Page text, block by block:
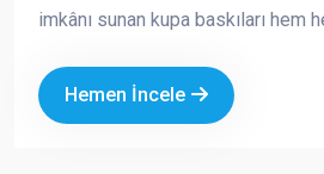
imkânı sunan kupa baskıları hem
biridirHemen İncele